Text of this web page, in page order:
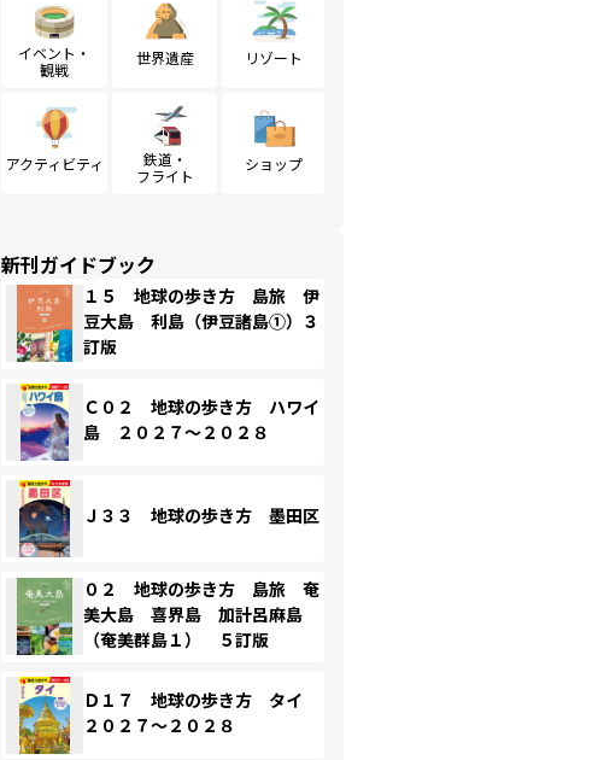
イベント・
観戦
世界遺産 リゾート
アクティビティ
鉄道・
フライト
ショップ
新刊ガイドブック
１５ 地球の歩き方 島旅 伊
豆大島 利島（伊豆諸島①）３
訂版
Ｃ０２ 地球の歩き方 ハワイ
島 ２０２７～２０２８
Ｊ３３ 地球の歩き方 墨田区
０２ 地球の歩き方 島旅 奄
美大島 喜界島 加計呂麻島
（奄美群島１） ５訂版
Ｄ１７ 地球の歩き方 タイ
２０２７～２０２８